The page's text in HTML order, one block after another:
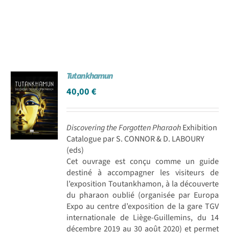
Tutankhamun
40,00€
Discovering the Forgotten PharaohExhibition
Catalogue par S. CONNOR & D. LABOURY
(eds)
Cet ouvrage est conçu comme un guide
destiné à accompagner les visiteurs de
l’exposition Toutankhamon, à la découverte
du pharaon oublié (organisée par Europa
Expo au centre d’exposition de la gare TGV
internationale de Liège-Guillemins, du 14
décembre 2019 au 30 août 2020) et permet